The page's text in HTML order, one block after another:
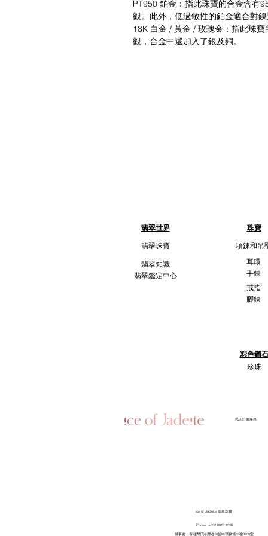
PT950 鉑金：指此珠寶的合金含有
觀。此外，低過敏性的鉑金適合對
18K 白金 / 黃金 / 玫瑰金：指此珠
觀，合金中還加入了銀及銅。
翡翠世界
珠寶
翡翠珠寶
項鍊和吊
翡翠知識
翡翠鑑定中心
耳環
手鍊
戒指
腳鍊
彩色鑽石
珍珠
​私人訂製服務
ice of Jadeite 翡翠珠寶
Phone: +852 6613 1326
​辦事處：香港灣仔港灣道18號中環廣場32樓3208室